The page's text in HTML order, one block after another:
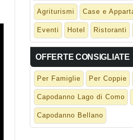
Agriturismi Case e
Eventi Hotel Ristoranti
OFFERTE CONSIGLIATE
Per Famiglie Per Coppie
Capodanno Lago di Como
Capodanno Bellano